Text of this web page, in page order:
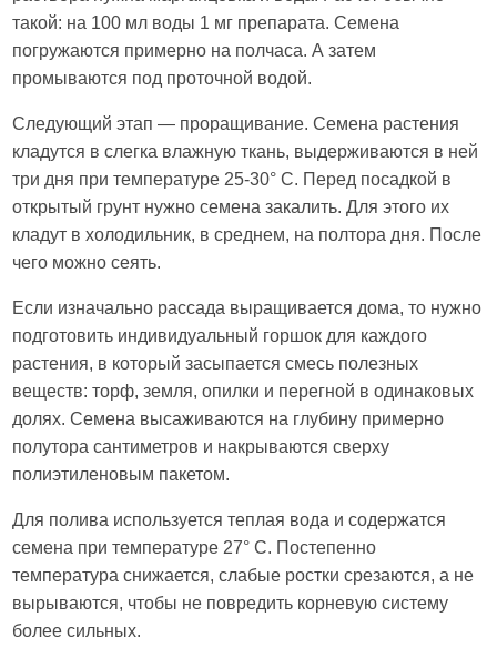
такой: на 100 мл воды 1 мг препарата. Семена
погружаются примерно на полчаса. А затем
промываются под проточной водой.
Следующий этап — проращивание. Семена растения
кладутся в слегка влажную ткань, выдерживаются в ней
три дня при температуре 25-30° С. Перед посадкой в
открытый грунт нужно семена закалить. Для этого их
кладут в холодильник, в среднем, на полтора дня. После
чего можно сеять.
Если изначально рассада выращивается дома, то нужно
подготовить индивидуальный горшок для каждого
растения, в который засыпается смесь полезных
веществ: торф, земля, опилки и перегной в одинаковых
долях. Семена высаживаются на глубину примерно
полутора сантиметров и накрываются сверху
полиэтиленовым пакетом.
Для полива используется теплая вода и содержатся
семена при температуре 27° С. Постепенно
температура снижается, слабые ростки срезаются, а не
вырываются, чтобы не повредить корневую систему
более сильных.